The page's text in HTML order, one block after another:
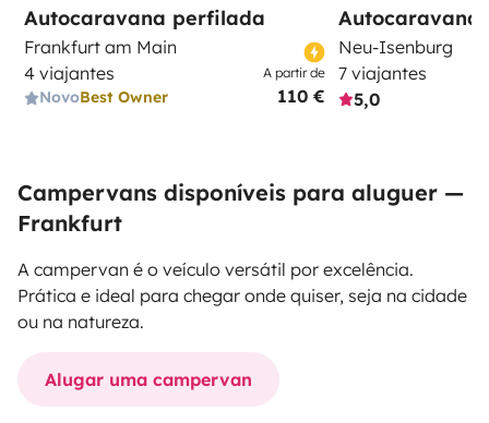
Autocaravana perfilada
Frankfurt am Main
4 viajantes
NovoBest Owner
A partir de
110 €
Autocaravana
Neu-Isenburg
7 viajantes
5,0
Campervans disponíveis para aluguer —
Frankfurt
A campervan é o veículo versátil por excelência.
Prática e ideal para chegar onde quiser, seja na cidade
ou na natureza.
Alugar uma campervan